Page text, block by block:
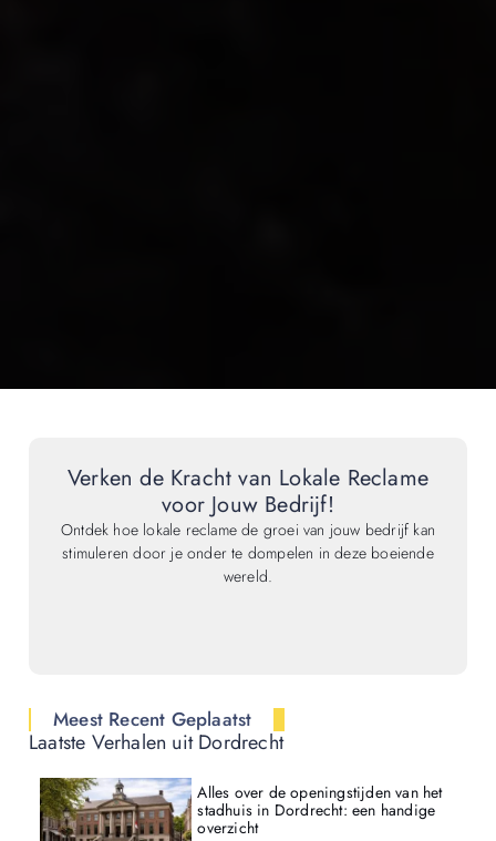
Verken de Kracht van Lokale Reclame
voor Jouw Bedrijf!
Ontdek hoe lokale reclame de groei van jouw bedrijf kan
stimuleren door je onder te dompelen in deze boeiende
wereld.
Meest Recent Geplaatst
Laatste Verhalen uit Dordrecht
Alles over de openingstijden van het
stadhuis in Dordrecht: een handige
overzicht